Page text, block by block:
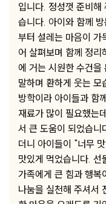
입니다. 정성껏 준비
습니다. 아이와 함께
부터 설레는 마음이 가
어 살펴보며 함께 정리
에 거는 시원한 수건
말하며 환하게 웃는 모
방학이라 아이들과 함
재료가 많이 필요했는
서 큰 도움이 되었습니
더니 아이들이 "너무
맛있게 먹었습니다. 선
가족에게 큰 힘과 행복
나눔을 실천해 주셔서